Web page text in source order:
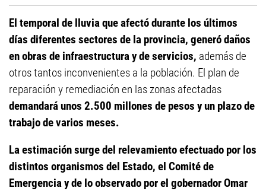
El temporal de lluvia que afectó durante los últimos
días diferentes sectores de la provincia, generó daños
en obras de infraestructura y de servicios, además de
otros tantos inconvenientes a la población. El plan de
reparación y remediación en las zonas afectadas
demandará unos 2.500 millones de pesos y un plazo de
trabajo de varios meses.
La estimación surge del relevamiento efectuado por los
distintos organismos del Estado, el Comité de
Emergencia y de lo observado por el gobernador Omar